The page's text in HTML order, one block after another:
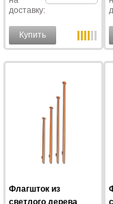
доставку:
Купить
Флагшток из
светлого дерева